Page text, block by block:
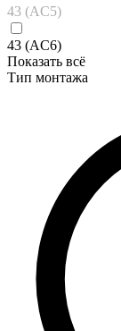
43 (AC5)
43 (AC6)
Показать всё
Тип монтажа